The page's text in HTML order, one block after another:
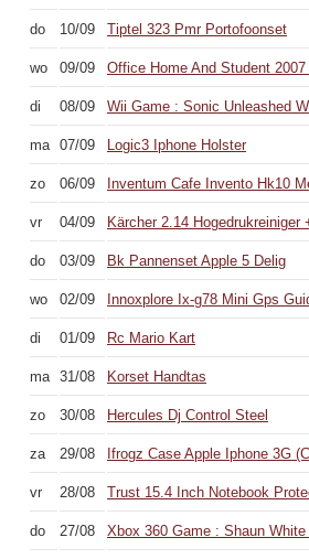
do 10/09 Tiptel 323 Pmr Portofoonset
wo 09/09 Office Home And Student 2007
di 08/09 Wii Game : Sonic Unleashed
ma 07/09 Logic3 Iphone Holster
zo 06/09 Inventum Cafe Invento Hk10
vr 04/09 Kärcher 2.14 Hogedrukreiniger
do 03/09 Bk Pannenset Apple 5 Delig
wo 02/09 Innoxplore Ix-g78 Mini Gps
di 01/09 Rc Mario Kart
ma 31/08 Korset Handtas
zo 30/08 Hercules Dj Control Steel
za 29/08 Ifrogz Case Apple Iphone 3G
vr 28/08 Trust 15.4 Inch Notebook
do 27/08 Xbox 360 Game : Shaun White